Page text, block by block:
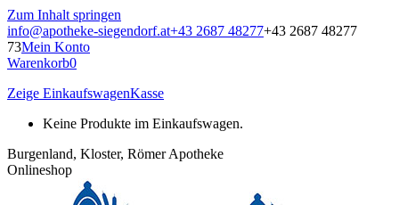
Zum Inhalt springen
info@apotheke-siegendorf.at+43 2687 48277+43 2687 48277
73Mein Konto
Warenkorb0
Zeige EinkaufswagenKasse
Keine Produkte im Einkaufswagen.
Burgenland, Kloster, Römer Apotheke
Onlineshop